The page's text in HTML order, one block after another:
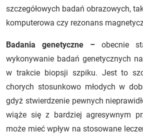
szczegółowych badań obrazowych,
komputerowa czy rezonans
Badania genetyczne – obecnie
wykonywanie badań genetycznych
w trakcie biopsji szpiku. Jest to
chorych stosunkowo młodych w
gdyż stwierdzenie pewnych
wiąże się z bardziej agresywnym
może mieć wpływ na stosowane